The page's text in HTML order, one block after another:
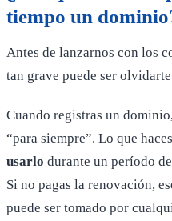
tiempo un
Antes de lanzarnos con los
tan grave puede ser
Cuando registras un
“para siempre”. Lo que
usarlo durante un período
Si no pagas la renovación,
puede ser tomado por